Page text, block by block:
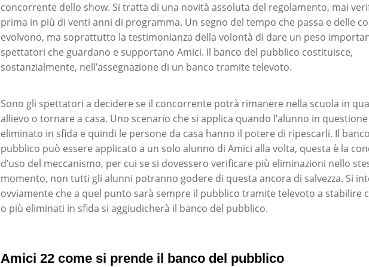
concorrente dello show. Si tratta di una novità assoluta del regolamento, mai
prima in più di venti anni di programma. Un segno del tempo che passa e delle
evolvono, ma soprattutto la testimonianza della volontà di dare un peso
spettatori che guardano e supportano Amici. Il banco del pubblico costituisce,
sostanzialmente, nell’assegnazione di un banco tramite televoto.
Sono gli spettatori a decidere se il concorrente potrà rimanere nella scuola in
allievo o tornare a casa. Uno scenario che si applica quando l’alunno in
eliminato in sfida e quindi le persone da casa hanno il potere di ripescarli. Il
pubblico può essere applicato a un solo alunno di Amici alla volta, questa è la
d’uso del meccanismo, per cui se si dovessero verificare più eliminazioni nello
momento, non tutti gli alunni potranno godere di questa ancora di salvezza. Si
ovviamente che a quel punto sarà sempre il pubblico tramite televoto a stabilire
o più eliminati in sfida si aggiudicherà il banco del pubblico.
Amici 22 come si prende il banco del pubblico